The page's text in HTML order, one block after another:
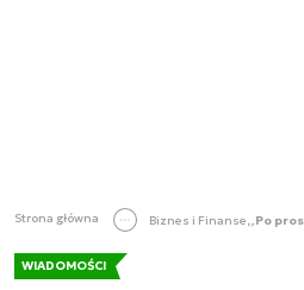
Strona główna Biznes i Finanse
WIADOMOŚCI